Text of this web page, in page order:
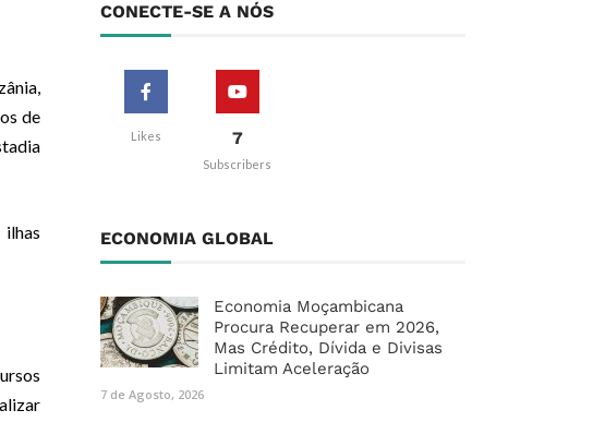
de
CONECTE-SE A NÓS
Likes 7
Subscribers
ECONOMIA GLOBAL
Economia Moçambicana
Procura Recuperar em 2026,
Mas Crédito, Dívida e Divisas
Limitam Aceleração
7 de Agosto, 2026